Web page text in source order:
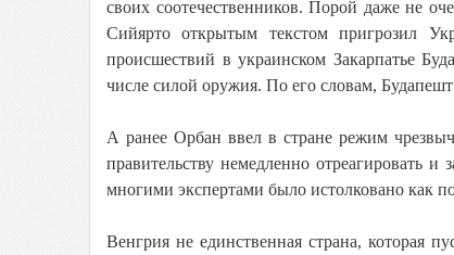
своих соотечественников. Порой даже не
Сийярто открытым текстом пригрозил
происшествий в украинском Закарпатье
числе силой оружия. По его словам,
А ранее Орбан ввел в стране режим
правительству немедленно отреагировать
многими экспертами было истолковано как
Венгрия не единственная страна, которая